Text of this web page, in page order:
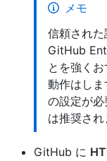
メモ
信頼され
GitHub
とを強く
動作はし
の設定が
は推奨され
GitHub に